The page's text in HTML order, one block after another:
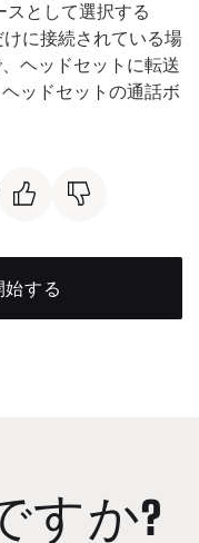
として選択する
に接続されている場
ヘッドセットに転送
ッドセットの通話ボ
する
すか?